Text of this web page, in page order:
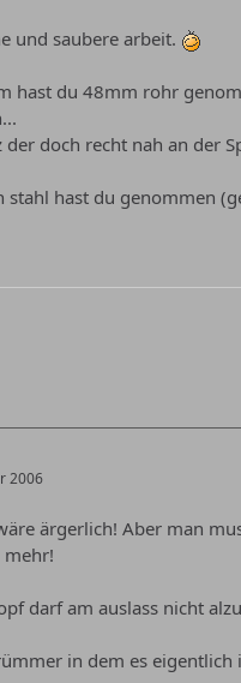
und saubere arbeit.
hast du 48mm rohr
der doch recht nah an der
stahl hast du genommen
2006
ärgerlich! Aber man
mehr!
darf am auslass nicht
in dem es